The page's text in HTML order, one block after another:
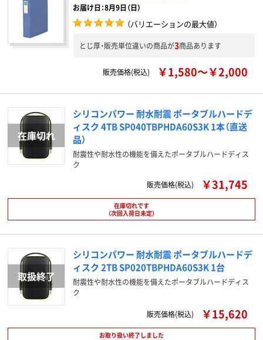
お届け日：8月9日（日）
（バリエーションの最大値）
とじ厚・販売単位違いの商品が3商品あります
販売価格(税込) ￥1,580～￥2,000
シリコンパワー 耐水耐震 ポータブルハードデ
ィスク 4TB SP040TBPHDA60S3K 1本（直送
品）
耐震性や耐水性の機能を備えたポータブルハードディス
ク
販売価格(税込)
￥31,745
在庫切れです
（次回入荷日未定）
シリコンパワー 耐水耐震 ポータブルハードデ
ィスク 2TB SP020TBPHDA60S3K 1台
耐震性や耐水性の機能を備えたポータブルハードディス
ク
販売価格(税込) ￥15,620
お取り扱い終了しました